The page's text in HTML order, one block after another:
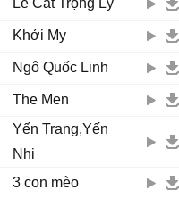
Lê Cát Trọng Lý
Khởi My
Ngô Quốc Linh
The Men
Yến Trang,Yến
Nhi
3 con mèo